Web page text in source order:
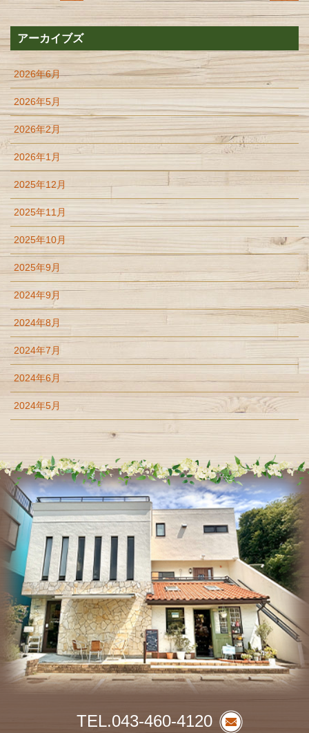
アーカイブズ
2026年6月
2026年5月
2026年2月
2026年1月
2025年12月
2025年11月
2025年10月
2025年9月
2024年9月
2024年8月
2024年7月
2024年6月
2024年5月
TEL.043-460-4120